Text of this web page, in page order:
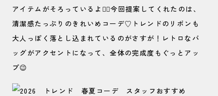
アイテムがそろっているよ🙆‍♀️今回提案してくれたのは、
清潔感たっぷりのきれいめコーデ♡トレンドのリボンも
大人っぽく落とし込まれているのがさすが！レトロなバ
ッグがアクセントになって、全体の完成度もぐっとアッ
プ😉